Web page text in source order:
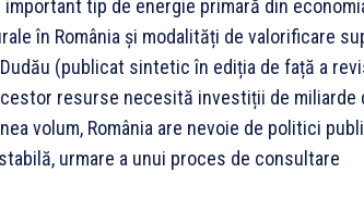
tip de energie primară din
în România și modalități de valorificare
(publicat sintetic în ediția de față a
resurse necesită investiții de miliarde
volum, România are nevoie de politici
urmare a unui proces de consultare